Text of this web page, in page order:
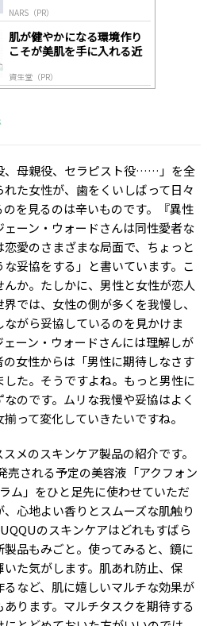
NARS（PR）
肌が健やかになる環境作り
こそが美肌を手に入れる近
資生堂（PR）
、母親役、セラピスト役……」を全
た女性が、歯をくいしばって日々
を見るのは辛いものです。『異性
ーン・ウォードさんは同性愛者な
愛のさまざまな局面で、ちょっと
妥協をする」と書いています。こ
か。たしかに、男性と女性が恋人
では、女性の側が多くを我慢し、
がら妥協しているのを見かけま
ーン・ウォードさんには理解しが
女性からは「男性に期待しなさす
た。そうですよね。もっと男性に
のです。ムリな我慢や妥協はよく
って変化していきたいですね。
メのスキンケア製品の紹介です。
売される予定の美容液「アクフォン
ム」をひと足先に使わせていただ
心地よい香りとスムーズな肌触り
のスキンケアはどれもすばら
品もみごと。使ってみると、鏡に
た気がします。肌あれ防止、保
など、肌に嬉しいマルチな効果が
ります。マルチタスクを期待する